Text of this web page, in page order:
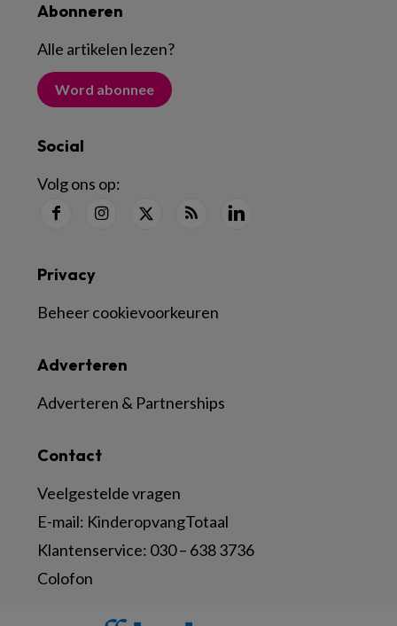
Abonneren
Alle artikelen lezen?
Word abonnee
Social
Volg ons op:
Contact
Veelgestelde vragen
E-mail: KinderopvangTotaal
Klantenservice: 030 – 638 3736
Colofon
Adverteren
Adverteren & Partnerships
Privacy
Beheer cookievoorkeuren